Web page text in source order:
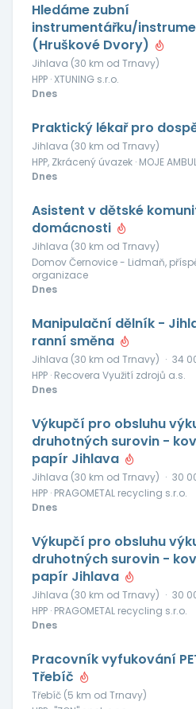
Hledáme zubní
instrumentářku/
(Hruškové Dvory)
Jihlava (30 km od Trnavy)
HPP · XTUNING s.r.o.
Dnes
Praktický lékař pro
Jihlava (30 km od Trnavy)
HPP, Zkrácený úvazek · MOJE
Dnes
Asistent v dětské
domácnosti
Jihlava (30 km od Trnavy)
Domov Černovice - Lidmaň,
organizace
Dnes
Manipulační dělník -
ranní směna
Jihlava (30 km od Trnavy) · 34
HPP · Recovera Využití zdrojů a.s.
Dnes
Výkupčí pro obsluhu
druhotných surovin -
papír Jihlava
Jihlava (30 km od Trnavy) · 30
HPP · PRAGOMETAL recycling s.r.o.
Dnes
Výkupčí pro obsluhu
druhotných surovin -
papír Jihlava
Jihlava (30 km od Trnavy) · 30
HPP · PRAGOMETAL recycling s.r.o.
Dnes
Pracovník vyfukování
Třebíč
Třebíč (5 km od Trnavy)